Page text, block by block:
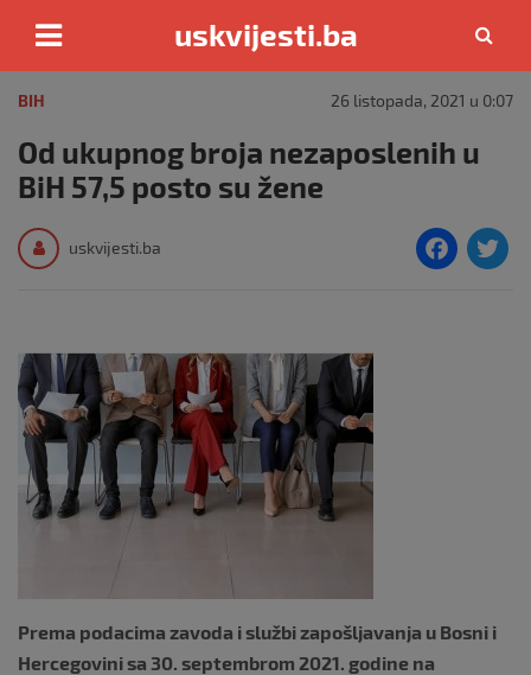
content
uskvijesti.ba
BIH 26 listopada, 2021 u 0:07
Od ukupnog broja nezaposlenih u
BiH 57,5 posto su žene
uskvijesti.ba
F
Prema podacima zavoda i službi zapošljavanja u Bosni i
Hercegovini sa 30. septembrom 2021. godine na